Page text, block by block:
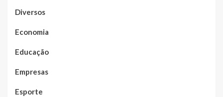
Diversos
Economia
Educação
Empresas
Esporte